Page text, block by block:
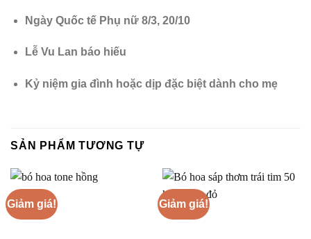
Ngày Quốc tế Phụ nữ 8/3, 20/10
Lễ Vu Lan báo hiếu
Kỷ niệm gia đình hoặc dịp đặc biệt dành cho mẹ
SẢN PHẨM TƯƠNG TỰ
Giảm giá! Giảm giá!